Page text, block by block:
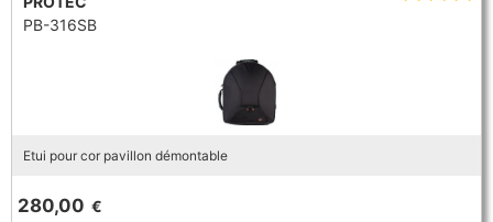
ANCHE CLARINETTE
ANCHE DOUBLE
CLARINETTE
ATELIER
CLARINETTE
PB-316SB
Etui pour cor pavillon démontable
280,00 €